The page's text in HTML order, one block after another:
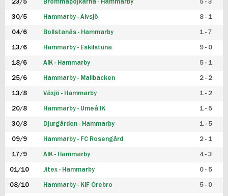
23/5 Brommapojkarna - Hammarby 5 - 3
30/5 Hammarby - Älvsjö 8 - 1
04/6 Bollstanäs - Hammarby 1 - 7
13/6 Hammarby - Eskilstuna 9 - 0
18/6 AIK - Hammarby 5 - 1
25/6 Hammarby - Mallbacken 2 - 2
13/8 Växjö - Hammarby 1 - 2
20/8 Hammarby - Umeå IK 1 - 5
30/8 Djurgården - Hammarby 1 - 5
09/9 Hammarby - FC Rosengård 2 - 1
17/9 AIK - Hammarby 4 - 3
01/10 Jitex - Hammarby 0 - 5
08/10 Hammarby - KIF Örebro 5 - 0